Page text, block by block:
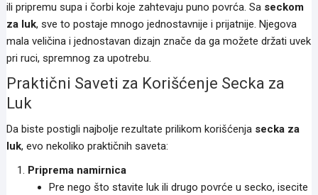
ili pripremu supa i čorbi koje zahtevaju puno povrća. Sa seckom
za luk, sve to postaje mnogo jednostavnije i prijatnije. Njegova
mala veličina i jednostavan dizajn znače da ga možete držati uvek
pri ruci, spremnog za upotrebu.
Praktični Saveti za Korišćenje Secka za
Luk
Da biste postigli najbolje rezultate prilikom korišćenja secka za
luk, evo nekoliko praktičnih saveta:
Priprema namirnica
Pre nego što stavite luk ili drugo povrće u secko, isecite